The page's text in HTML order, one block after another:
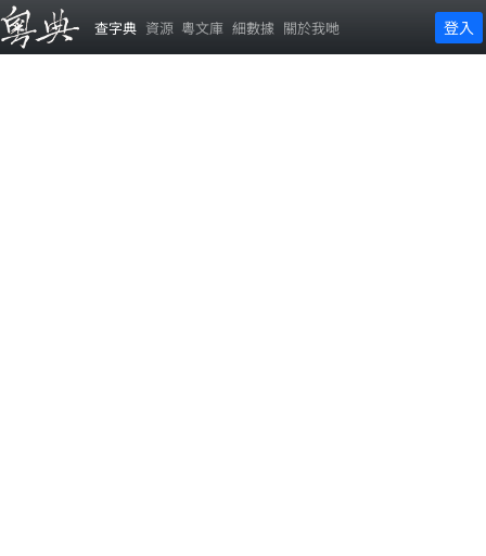
查字典 資源 粵文庫 細數據 關於我哋 登入